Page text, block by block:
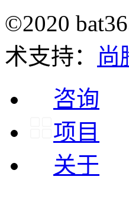
©2020
术支持： 尚
咨询
项目
关于